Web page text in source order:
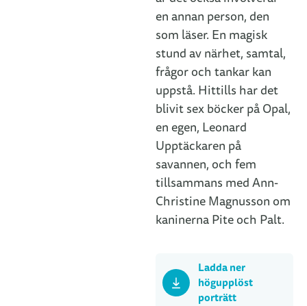
en annan person, den
som läser. En magisk
stund av närhet, samtal,
frågor och tankar kan
uppstå. Hittills har det
blivit sex böcker på Opal,
en egen, Leonard
Upptäckaren på
savannen, och fem
tillsammans med Ann-
Christine Magnusson om
kaninerna Pite och Palt.
Ladda ner
högupplöst
porträtt